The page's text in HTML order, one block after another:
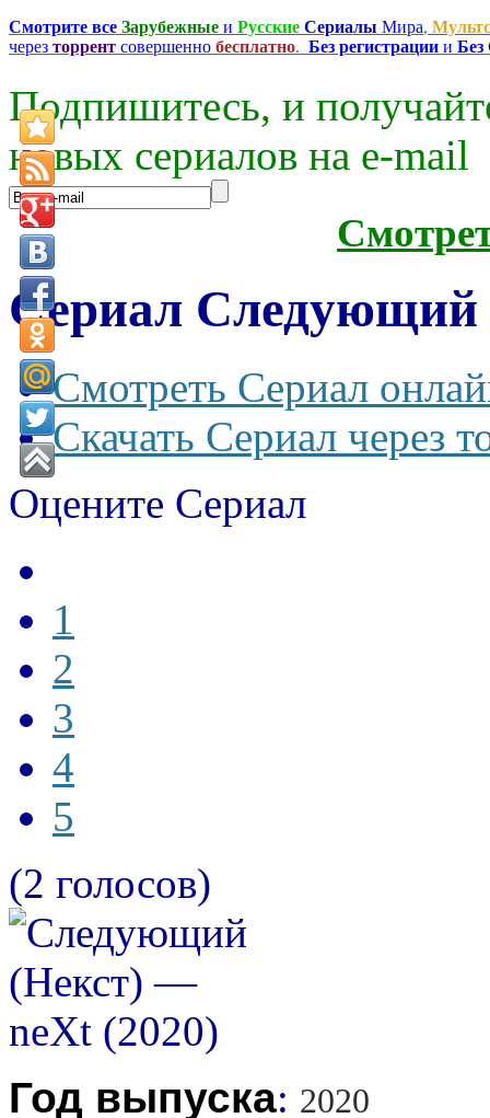
Смотрите все Зарубежные и Русские Сериалы Мира,
через торрент совершенно бесплатно. Без регистрации и
Подпишитесь, и
новых сериалов на e-mаil
Сериал
Смотреть Сериал
Скачать Сериал через
Оцените Сериал
1
2
3
4
5
(2 голосов)
Год выпуска: 2020